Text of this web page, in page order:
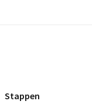
Stappen